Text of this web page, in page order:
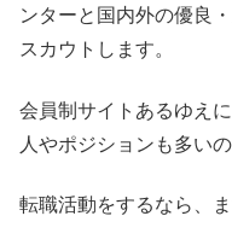
ンターと国内外の優良
スカウトします。
会員制サイトあるゆえ
人やポジションも多い
転職活動をするなら、